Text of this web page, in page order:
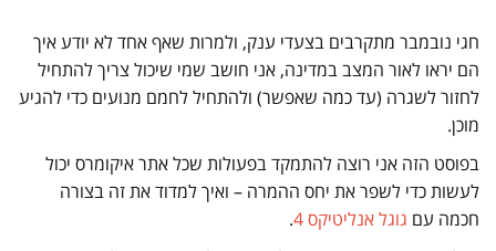
חגי נובמבר מתקרבים בצעדי ענק, ולמרות שאף אחד לא יודע איך
הם יראו לאור המצב במדינה, אני חושב שמי שיכול צריך להתחיל
לחזור לשגרה (עד כמה שאפשר) ולהתחיל לחמם מנועים כדי להגיע
מוכן.
בפוסט הזה אני רוצה להתמקד בפעולות שכל אתר איקומרס יכול
לעשות כדי לשפר את יחס ההמרה – ואיך למדוד את זה בצורה
חכמה עם גוגל אנליטיקס 4
.